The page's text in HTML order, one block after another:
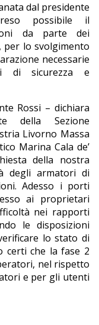
dal presidente
possibile il
da parte dei
per lo svolgimento
necessarie
di sicurezza e
Rossi – dichiara
della Sezione
Livorno Massa
Marina Cala de’
della nostra
degli armatori di
Adesso i porti
ai proprietari
nei rapporti
le disposizioni
lo stato di
certi che la fase 2
nel rispetto
e per gli utenti